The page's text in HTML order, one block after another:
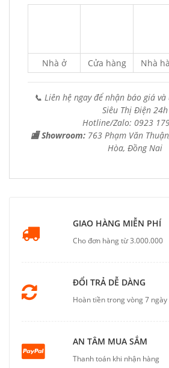
Nhà ở Cửa hàng Nhà
📞 Liên hệ ngay để nhận báo giá
Siêu Thị Điện 24h
Hotline/Zalo: 0923
🏬 Showroom: 763 Phạm Văn
Hòa, Đồng Nai
GIAO HÀNG MIỄN PHÍ
Cho đơn hàng từ 3.000.000
ĐỔI TRẢ DỄ DÀNG
Hoàn tiền trong vòng 7 ngày
AN TÂM MUA SẮM
Thanh toán khi nhận hàng